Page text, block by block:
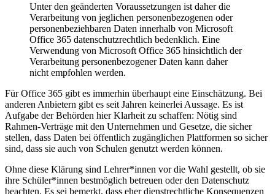
Unter den geänderten Voraussetzungen ist daher die
Verarbeitung von jeglichen personenbezogenen oder
personenbeziehbaren Daten innerhalb von Microsoft
Office 365 datenschutzrechtlich bedenklich. Eine
Verwendung von Microsoft Office 365 hinsichtlich der
Verarbeitung personenbezogener Daten kann daher
nicht empfohlen werden.
Für Office 365 gibt es immerhin überhaupt eine Einschätzung. Bei
anderen Anbietern gibt es seit Jahren keinerlei Aussage. Es ist
Aufgabe der Behörden hier Klarheit zu schaffen: Nötig sind
Rahmen-Verträge mit den Unternehmen und Gesetze, die sicher
stellen, dass Daten bei öffentlich zugänglichen Plattformen so sicher
sind, dass sie auch von Schulen genutzt werden können.
Ohne diese Klärung sind Lehrer*innen vor die Wahl gestellt, ob sie
ihre Schüler*innen bestmöglich betreuen oder den Datenschutz
beachten. Es sei bemerkt, dass eher dienstrechtliche Konsequenzen